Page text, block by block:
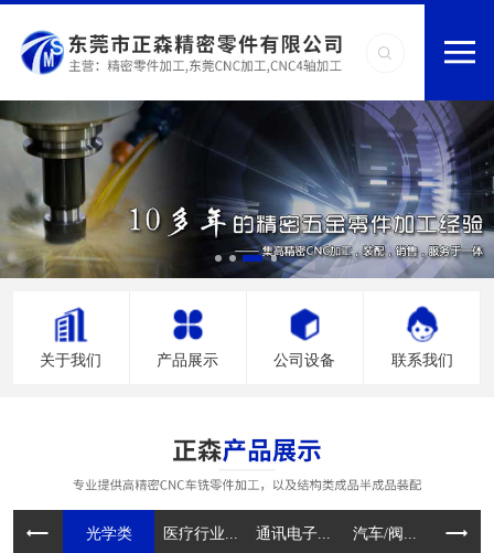
关于我们 产品展示 公司设备 联系我们
光学类 医疗行业... 通讯电子... 汽车/阀... 电动工